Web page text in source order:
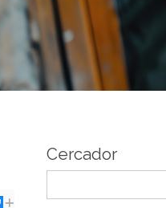
Cercador